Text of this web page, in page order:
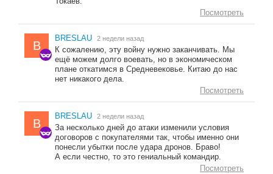
Посмотреть
B
BRESLAU 2 недели назад
К сожалению, эту войну нужно заканчивать. Мы
ещё можем долго воевать, но в экономическом
плане откатимся в Средневековье. Китаю до нас
нет никакого дела.
Посмотреть
B
BRESLAU 2 недели назад
За несколько дней до атаки изменили условия
договоров с покупателями так, чтобы именно они
понесли убытки после удара дронов. Браво!
А если честно, то это гениальный командир.
Посмотреть